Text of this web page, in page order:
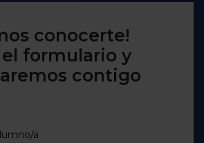
conocerte!
el formulario y
contigo
a